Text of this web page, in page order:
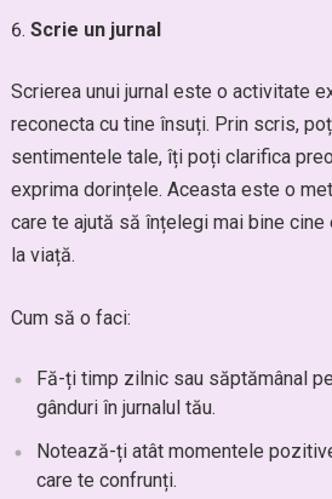
Scrie un jurnal
Scrierea unui jurnal este o activitate
reconecta cu tine însuți. Prin scris,
sentimentele tale, îți poți clarifica
exprima dorințele. Aceasta este o
care te ajută să înțelegi mai bine
la viață.
Cum să o faci:
Fă-ți timp zilnic sau săptămânal
gânduri în jurnalul tău.
Notează-ți atât momentele
care te confrunți.